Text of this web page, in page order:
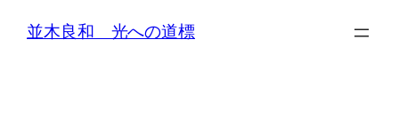
並木良和 光への道標